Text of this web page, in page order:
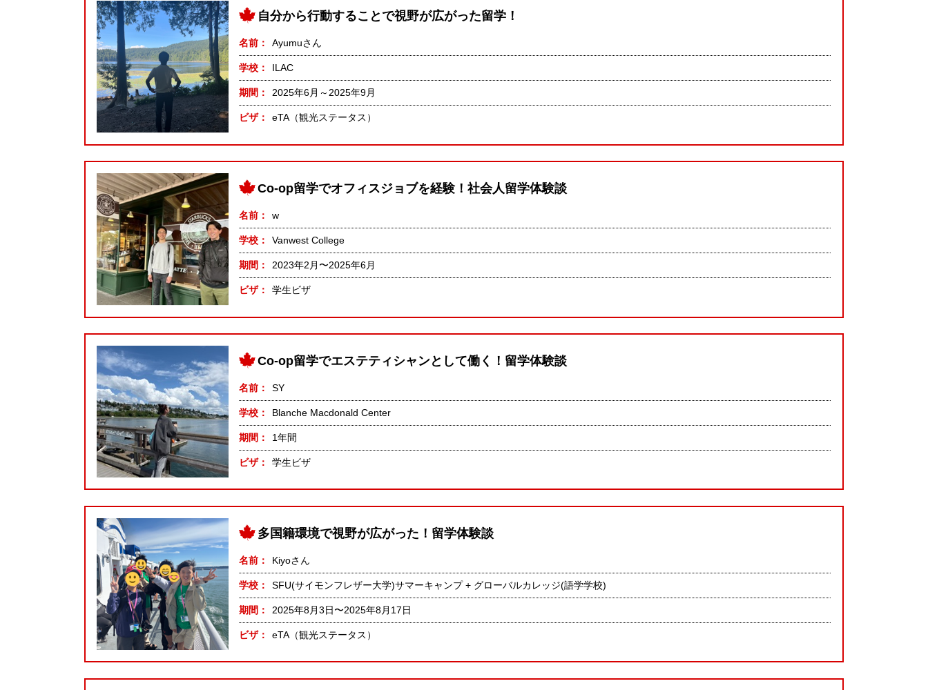
自分から行動することで視野が広がった留学！
名前 Ayumuさん
学校 ILAC
期間 2025年6月～2025年9月
ビザ eTA（観光ステータス）
Co-op留学でオフィスジョブを経験！社会人留学体験談
名前 w
学校 Vanwest College
期間 2023年2月〜2025年6月
ビザ 学生ビザ
Co-op留学でエステティシャンとして働く！留学体験談
名前 SY
学校 Blanche Macdonald Center
期間 1年間
ビザ 学生ビザ
多国籍環境で視野が広がった！留学体験談
名前 Kiyoさん
学校 SFU(サイモンフレザー大学)サマーキャンプ + グローバルカレッジ(語学学校)
期間 2025年8月3日〜2025年8月17日
ビザ eTA（観光ステータス）